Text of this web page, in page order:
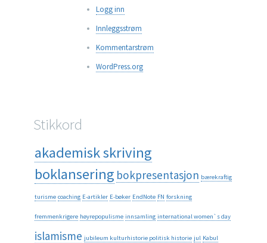
Logg inn
Innleggsstrøm
Kommentarstrøm
WordPress.org
Stikkord
akademisk skriving
boklansering bokpresentasjon bærekraftig
turisme coaching E-artikler E-bøker EndNote FN forskning
fremmenkrigere høyrepopulisme innsamling international women`s day
islamisme jubileum kulturhistorie politisk historie jul Kabul